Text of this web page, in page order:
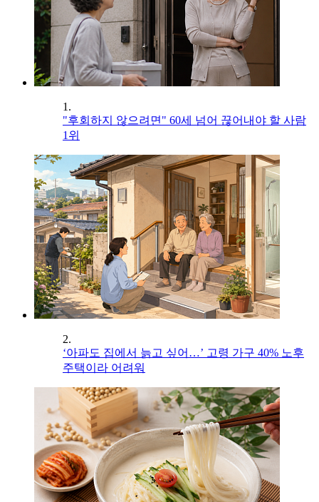
1.
"후회하지 않으려면" 60세 넘어 끊어내야 할 사람
1위
2.
‘아파도 집에서 늙고 싶어…’ 고령 가구 40% 노후
주택이라 어려워